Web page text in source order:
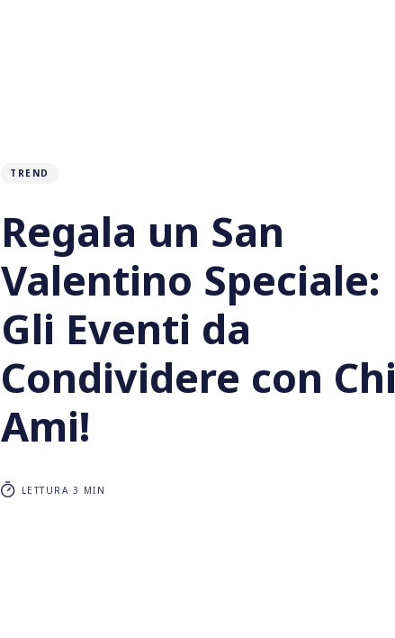
TREND
Regala un San
Valentino Speciale:
Gli Eventi da
Condividere con Chi
Ami!
LETTURA 3 MIN